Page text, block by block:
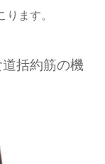
ます。
括約筋の機